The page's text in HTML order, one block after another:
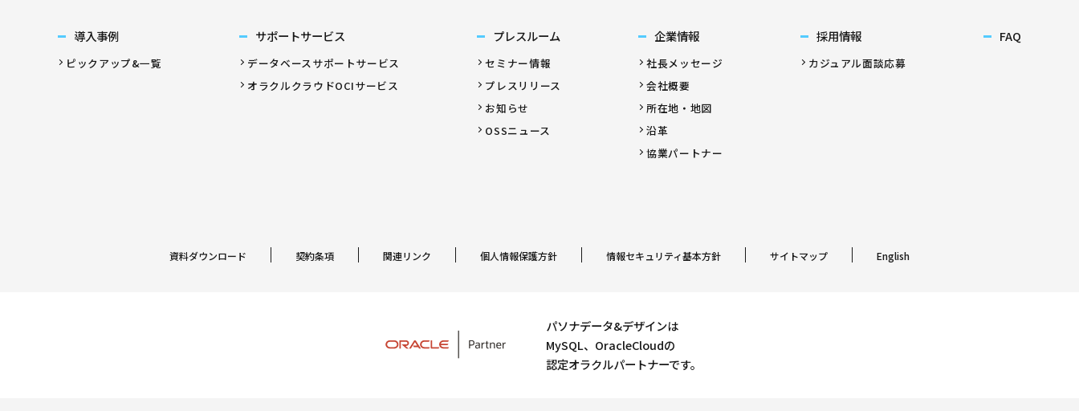
導入事例
ピックアップ&一覧
サポートサービス
データベースサポートサービス
オラクルクラウドOCIサービス
プレスルーム
セミナー情報
プレスリリース
お知らせ
OSSニュース
企業情報
社長メッセージ
会社概要
所在地・地図
沿革
協業パートナー
採用情報
カジュアル面談応募
FAQ
資料ダウンロード 契約条項 関連リンク 個人情報保護方針 情報セキュリティ基本方針 サイトマップ English
パソナデータ&デザインは
MySQL、OracleCloudの
認定オラクルパートナーです。